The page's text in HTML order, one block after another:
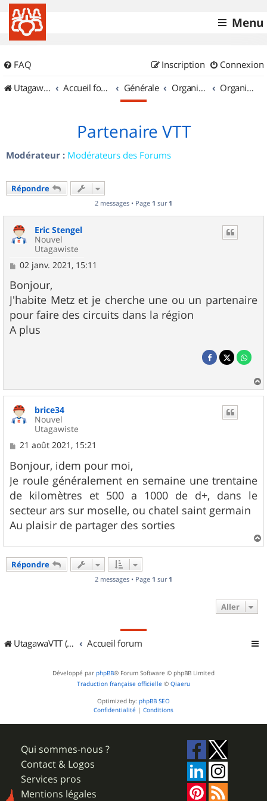
Menu
FAQ Connexion
Inscription
UtagawaVTT (Randos VTT et VTTAE avec traces GPS)
Accueil forum Générale Organisation de sorties & Recherche de partenaires Organisation de sorties en région Lorraine
Partenaire VTT
Modérateur : Modérateurs des Forums
Répondre
2 messages • Page 1 sur 1
Eric Stengel
Nouvel
Utagawiste
M
s
s
a
g
e
02 janv. 2021, 15:11
Bonjour,
J'habite Metz et je cherche une ou un partenaire
pour faire des circuits dans la région
A plus
a
brice34
Nouvel
Utagawiste
M
s
s
a
g
e
21 août 2021, 15:21
Bonjour, idem pour moi,
Je roule généralement en semaine une trentaine
de kilomètres et 500 a 1000 de d+, dans le
secteur ars sur moselle, ou chatel saint germain
Au plaisir de partager des sorties
a
Répondre
2 messages • Page 1 sur 1
Aller
UtagawaVTT (Randos VTT et VTTAE avec traces GPS) Accueil forum
Développé par phpBB® Forum Software © phpBB Limited
Traduction française officielle © Qiaeru
Optimized by: phpBB SEO
Confidentialité | Conditions
Qui sommes-nous ?
Contact & Logos
Services pros
Mentions légales